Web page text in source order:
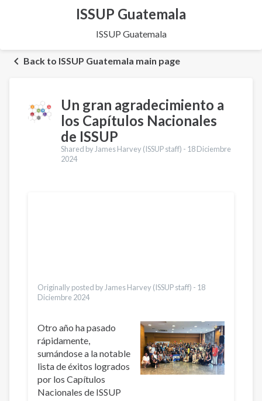
ISSUP Guatemala
ISSUP Guatemala
Back to ISSUP Guatemala main page
Un gran agradecimiento a
los Capítulos Nacionales
de ISSUP
Shared by James Harvey (ISSUP staff) - 18 Diciembre
2024
Originally posted by James Harvey (ISSUP staff) - 18
Diciembre 2024
Otro año ha pasado
rápidamente,
sumándose a la notable
lista de éxitos logrados
por los Capítulos
Nacionales de ISSUP